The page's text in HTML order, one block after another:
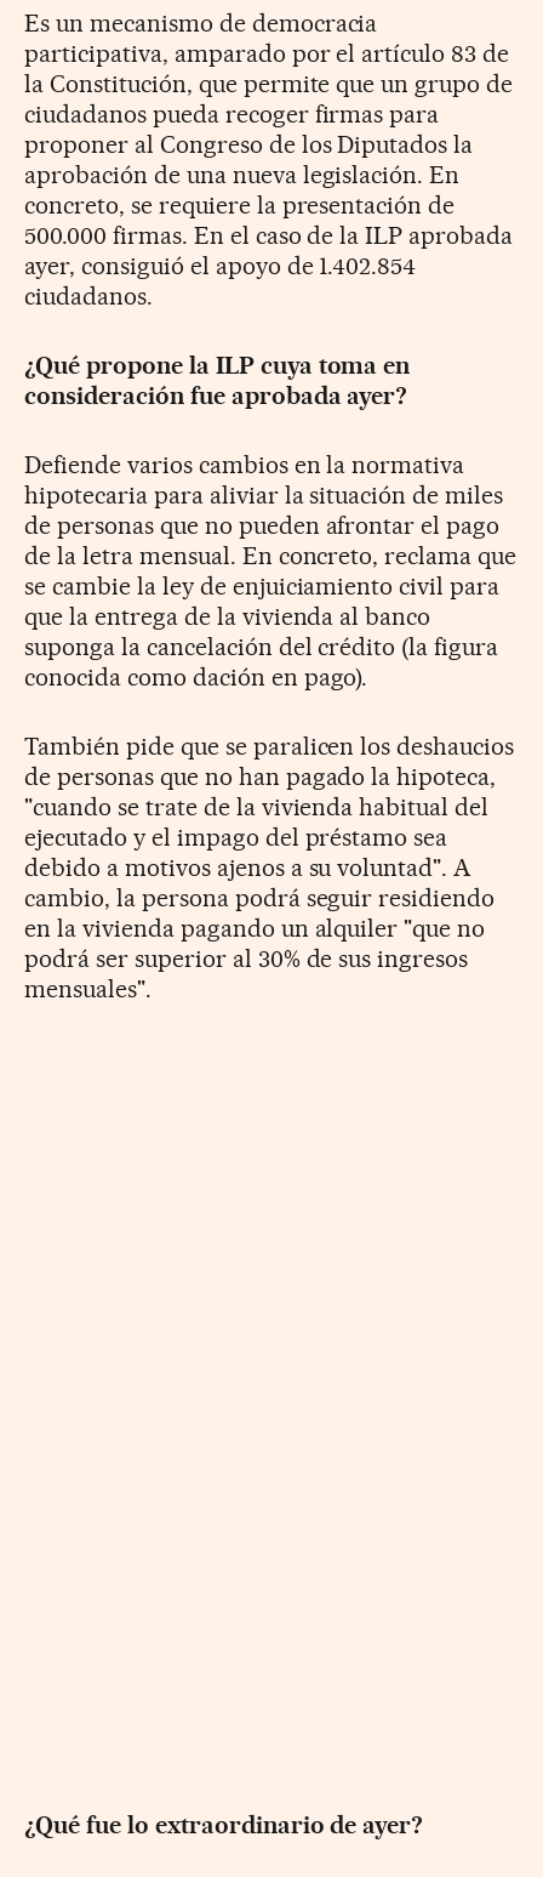
Es un mecanismo de democracia
participativa, amparado por el artículo 83 de
la Constitución, que permite que un grupo de
ciudadanos pueda recoger firmas para
proponer al Congreso de los Diputados la
aprobación de una nueva legislación. En
concreto, se requiere la presentación de
500.000 firmas. En el caso de la ILP aprobada
ayer, consiguió el apoyo de 1.402.854
ciudadanos.
¿Qué propone la ILP cuya toma en
consideración fue aprobada ayer?
Defiende varios cambios en la normativa
hipotecaria para aliviar la situación de miles
de personas que no pueden afrontar el pago
de la letra mensual. En concreto, reclama que
se cambie la ley de enjuiciamiento civil para
que la entrega de la vivienda al banco
suponga la cancelación del crédito (la figura
conocida como dación en pago).
También pide que se paralicen los deshaucios
de personas que no han pagado la hipoteca,
"cuando se trate de la vivienda habitual del
ejecutado y el impago del préstamo sea
debido a motivos ajenos a su voluntad". A
cambio, la persona podrá seguir residiendo
en la vivienda pagando un alquiler "que no
podrá ser superior al 30% de sus ingresos
mensuales".
¿Qué fue lo extraordinario de ayer?